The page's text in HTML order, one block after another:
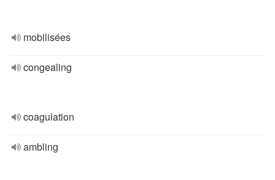
mobilisées
congealing
coagulation
ambling